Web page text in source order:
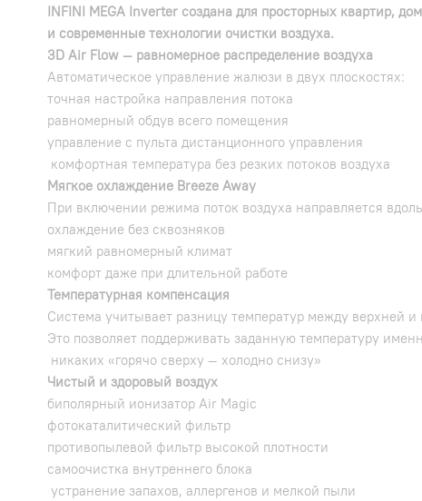
INFINI MEGA Inverter создана для просторных квартир,
и современные технологии очистки воздуха.
3D Air Flow — равномерное распределение воздуха
Автоматическое управление жалюзи в двух плоскостях:
точная настройка направления потока
равномерный обдув всего помещения
управление с пульта дистанционного управления
комфортная температура без резких потоков воздуха
Мягкое охлаждение Breeze Away
При включении режима поток воздуха направляется
охлаждение без сквозняков
мягкий равномерный климат
комфорт даже при длительной работе
Температурная компенсация
Система учитывает разницу температур между верхней
Это позволяет поддерживать заданную температуру
никаких «горячо сверху — холодно снизу»
Чистый и здоровый воздух
биполярный ионизатор Air Magic
фотокаталитический фильтр
противопылевой фильтр высокой плотности
самоочистка внутреннего блока
устранение запахов, аллергенов и мелкой пыли